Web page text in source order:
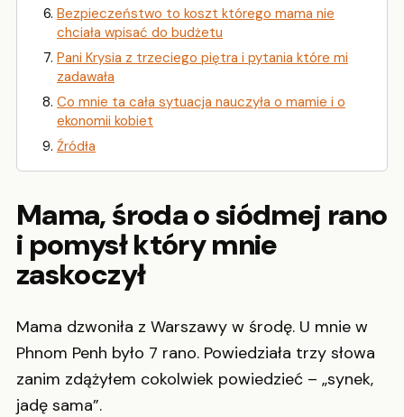
Bezpieczeństwo to koszt którego mama nie
chciała wpisać do budżetu
Pani Krysia z trzeciego piętra i pytania które mi
zadawała
Co mnie ta cała sytuacja nauczyła o mamie i o
ekonomii kobiet
Źródła
Mama, środa o siódmej rano
i pomysł który mnie
zaskoczył
Mama dzwoniła z Warszawy w środę. U mnie w
Phnom Penh było 7 rano. Powiedziała trzy słowa
zanim zdążyłem cokolwiek powiedzieć – „synek,
jadę sama”.